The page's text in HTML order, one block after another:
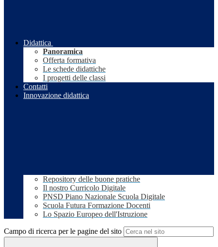
Didattica
Panoramica
Offerta formativa
Le schede didattiche
I progetti delle classi
Contatti
Innovazione didattica
Repository delle buone pratiche
Il nostro Curricolo Digitale
PNSD Piano Nazionale Scuola Digitale
Scuola Futura Formazione Docenti
Lo Spazio Europeo dell'Istruzione
Campo di ricerca per le pagine del sito